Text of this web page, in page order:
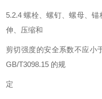
5.2.4 螺栓、螺钉、螺母、
伸、压缩和
剪切强度的安全系数不应小
GB/T3098.15 的规
定